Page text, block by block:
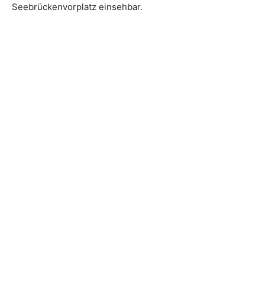
Seebrückenvorplatz einsehbar.